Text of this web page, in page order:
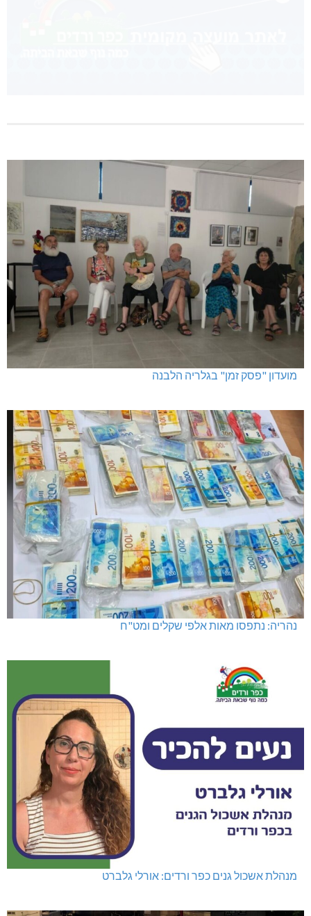
מועדון "פסק זמן" בגלריה הלבנה
נהריה: נתפסו מאות אלפי שקלים ומט"ח
מנהלת אשכול גנים כפר ורדים: אורלי גלברט